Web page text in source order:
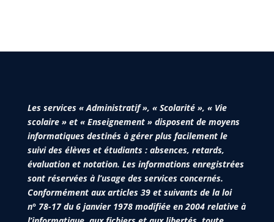
Les services « Administratif », « Scolarité », « Vie
scolaire » et « Enseignement » disposent de moyens
informatiques destinés à gérer plus facilement le
suivi des élèves et étudiants : absences, retards,
évaluation et notation. Les informations enregistrées
sont réservées à l’usage des services concernés.
Conformément aux articles 39 et suivants de la loi
n° 78-17 du 6 janvier 1978 modifiée en 2004 relative à